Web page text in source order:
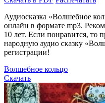
Аудиосказка «Волшебное
онлайн в формате mp3.
10 лет. Если понравится, то
народную аудио сказку
регистрации!
Волшебное кольцо
Скачать